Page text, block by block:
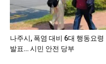
나주시, 폭염 대비 6대 행동요령
발표… 시민 안전 당부